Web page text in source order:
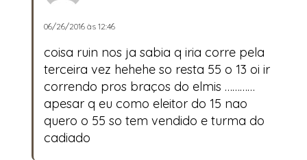
06/26/2016 às 12:46
coisa ruin nos ja sabia q iria corre pela
terceira vez hehehe so resta 55 o 13 oi ir
correndo pros braços do elmis …………
apesar q eu como eleitor do 15 nao
quero o 55 so tem vendido e turma do
cadiado